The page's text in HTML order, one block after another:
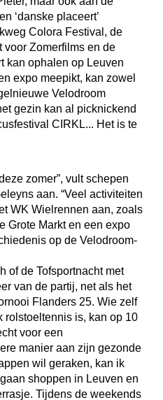
‘danske placeert’
Colora Festival, de
Zomerfilms en de
kan ophalen op Leuven
expo meepikt, kan zowel
Velodroom
gezin kan al picknickend
CIRKL... Het is te
zomer”, vult schepen
aan. “Veel activiteiten
WK Wielrennen aan, zoals
Grote Markt en een expo
op de Velodroom-
of de Tofsportnacht met
van de partij, net als het
Flanders 25. Wie zelf
rolstoeltennis is, kan op 10
voor een
manier aan zijn gezonde
wil geraken, kan ik
shoppen in Leuven en
Tijdens de weekends